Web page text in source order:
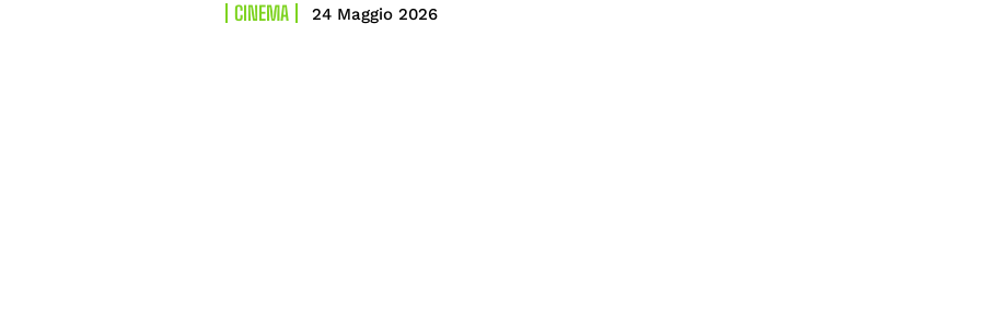
CINEMA 24 Maggio 2026